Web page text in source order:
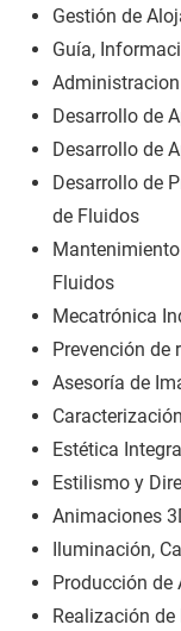
Gestión de
Guía,
Desarrollo de
Desarrollo de
Desarrollo de
de Fluidos
Fluidos
Mecatrónica
Prevención de
Asesoría de
Estética
Estilismo y
Animaciones
Iluminación,
Producción de
Realización